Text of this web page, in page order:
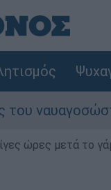
ώρες μετά το